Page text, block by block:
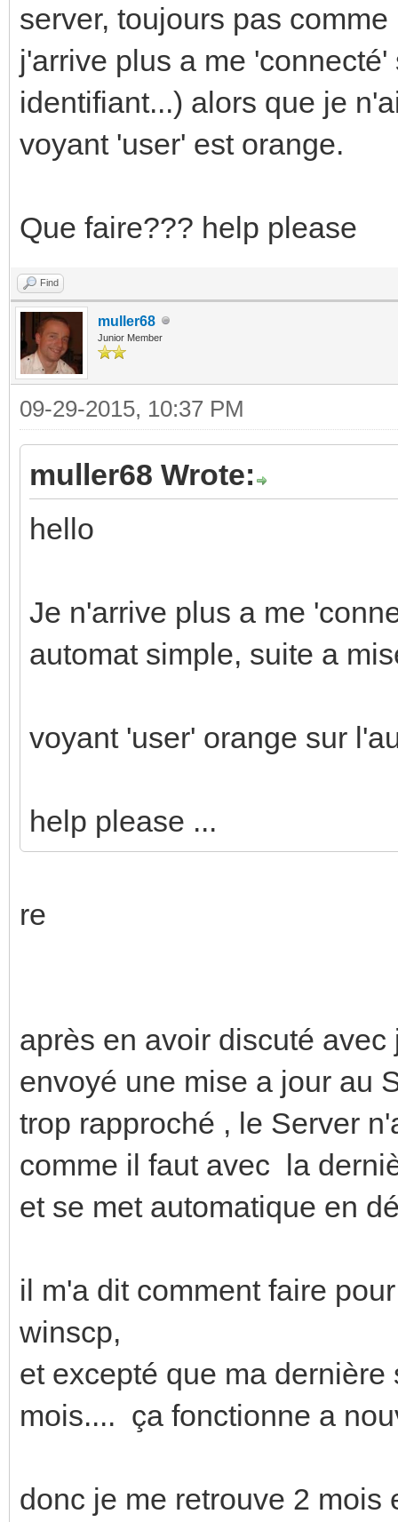
server, toujours pas
j'arrive plus a me
identifiant...) alors que je
voyant 'user' est orange.
Que faire??? help please
Find
muller68
Junior Member
09-29-2015, 10:37 PM
muller68 Wrote:
hello
Je n'arrive plus a me
automat simple, suite a
voyant 'user' orange sur
help please ...
re
après en avoir discuté
envoyé une mise a jour au
trop rapproché , le Server
comme il faut avec la
et se met automatique en
il m'a dit comment faire
winscp,
et excepté que ma
mois.... ça fonctionne a
donc je me retrouve 2 mois